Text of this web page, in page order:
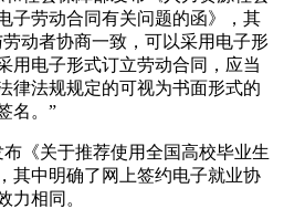
子劳动合同有关问题的函》，其
动者协商一致，可以采用电子形
用电子形式订立劳动合同，应当
律法规规定的可视为书面形式的
名。”
布《关于推荐使用全国高校毕业生
其中明确了网上签约电子就业协
力相同。